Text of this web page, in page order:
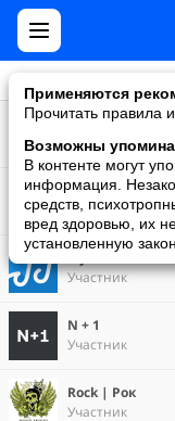
Применяются
Прочитать правила
Возможны
В контенте могут
информация.
средств,
вред здоровью, их
установленную
Android
Участник
Hi-Tech | Наука
Участник
My music
Участник
N + 1
Участник
Rock | Рок
Участник